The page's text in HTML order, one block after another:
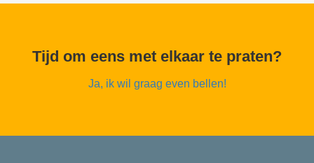
Tijd om eens met elkaar te praten?
Ja, ik wil graag even bellen!